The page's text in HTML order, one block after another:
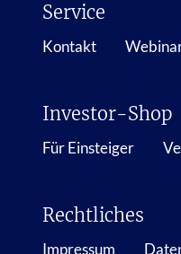
Service
Kontakt
Investor-Shop
Für Einsteiger
Rechtliches
Impressum